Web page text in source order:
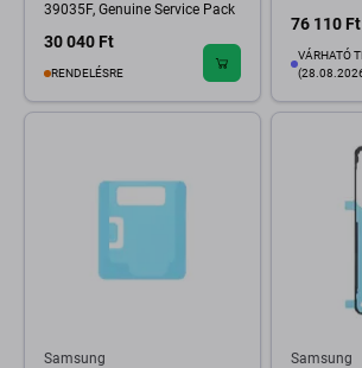
39035F, Genuine Service Pack
30 040 Ft
RENDELÉSRE
76 110 Ft
VÁRHATÓ
Samsung
Samsung